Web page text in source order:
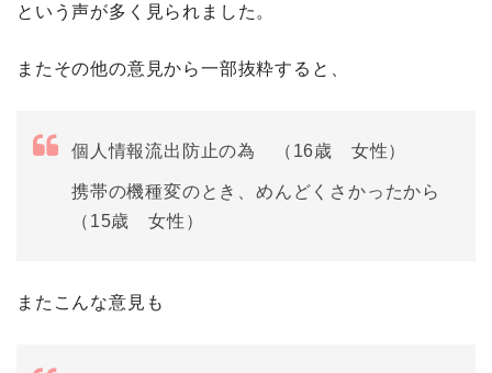
という声が多く見られました。
またその他の意見から一部抜粋すると、
個人情報流出防止の為 （16歳 女性）
携帯の機種変のとき、めんどくさかったから
（15歳 女性）
またこんな意見も